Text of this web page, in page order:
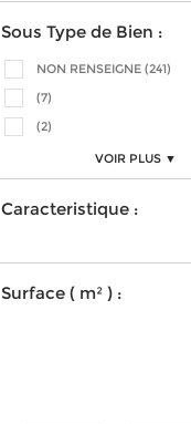
Sous Type de Bien :
NON RENSEIGNE (241)
(7)
(2)
VOIR PLUS ▼
Caracteristique :
Surface ( m² ) :